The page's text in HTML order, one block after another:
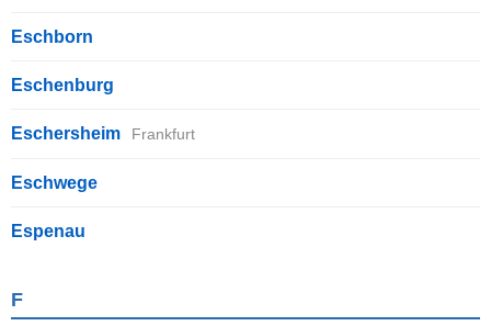
Eschborn
Eschenburg
Eschersheim Frankfurt
Eschwege
Espenau
F